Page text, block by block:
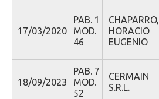
17/03/2020
PAB. 1
MOD.
46
CHAPARRO,
HORACIO
EUGENIO
18/09/2023
PAB. 7
MOD.
52
CERMAIN
S.R.L.